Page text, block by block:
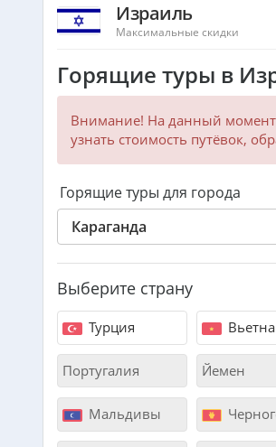
Израиль
Максимальные скидки
Горящие туры в
Внимание! На данный
узнать стоимость путёвок,
Горящие туры для города
Караганда
Выберите страну
Турция
Португалия Йемен
Мальдивы